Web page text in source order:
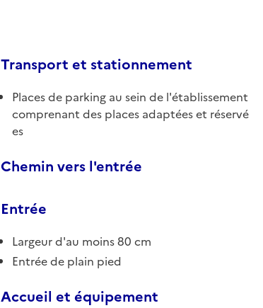
Transport et stationnement
Places de parking au sein de l'établissement
comprenant des places adaptées et réservé
es
Chemin vers l'entrée
Entrée
Largeur d'au moins 80 cm
Entrée de plain pied
Accueil et équipement